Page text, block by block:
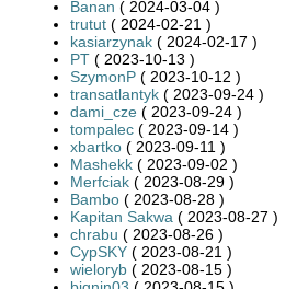
Banan ( 2024-03-04 )
trutut ( 2024-02-21 )
kasiarzynak ( 2024-02-17 )
PT ( 2023-10-13 )
SzymonP ( 2023-10-12 )
transatlantyk ( 2023-09-24 )
dami_cze ( 2023-09-24 )
tompalec ( 2023-09-14 )
xbartko ( 2023-09-11 )
Mashekk ( 2023-09-02 )
Merfciak ( 2023-08-29 )
Bambo ( 2023-08-28 )
Kapitan Sakwa ( 2023-08-27 )
chrabu ( 2023-08-26 )
CypSKY ( 2023-08-21 )
wieloryb ( 2023-08-15 )